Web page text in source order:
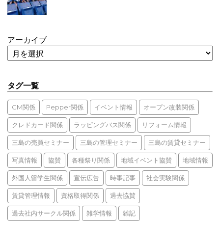
アーカイブ
タグ一覧
CM関係 Pepper関係 イベント情報 オープン改装関係
クレドカード関係 ラッピングバス関係 リフォーム情報
三島の売買セミナー 三島の管理セミナー 三島の賃貸セミナー
写真情報 協賛 各種祭り関係 地域イベント協賛 地域情報
外国人留学生関係 宣伝広告 時事記事 社会実験関係
賃貸管理情報 資格取得関係 過去協賛
過去社内サークル関係 雑学情報 雑記